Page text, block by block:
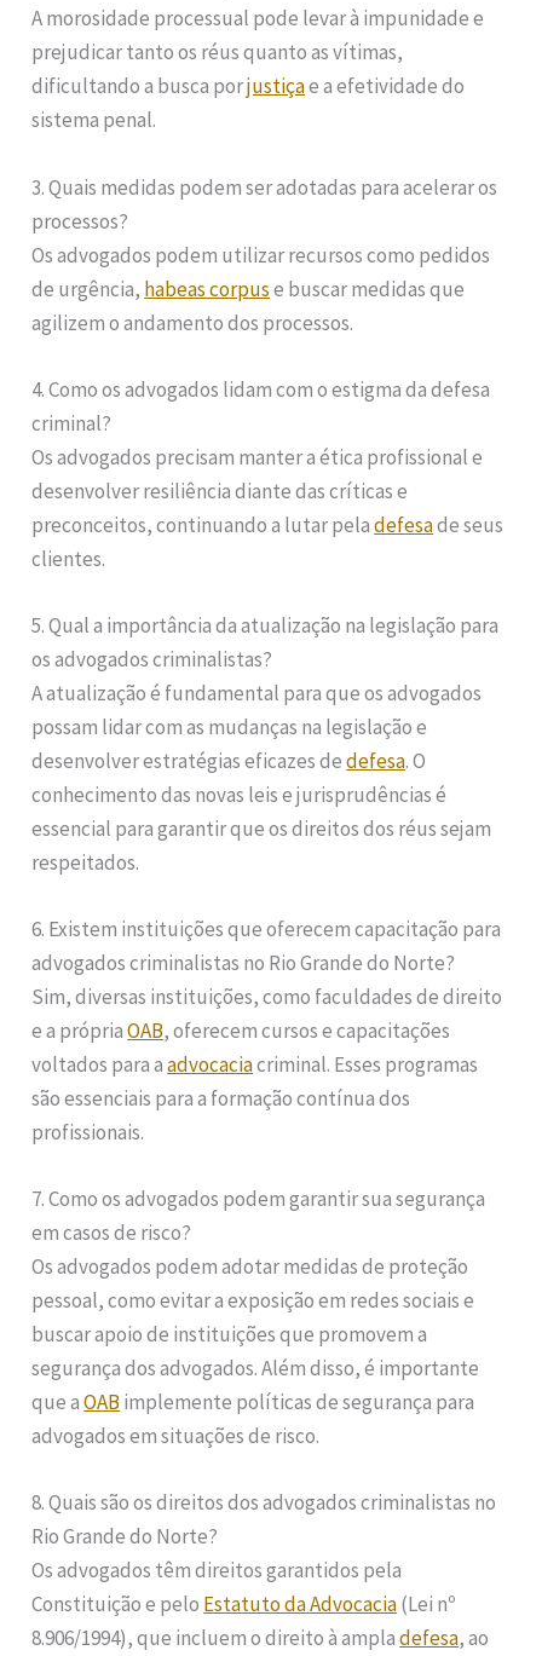
A morosidade processual pode levar à impunidade e
prejudicar tanto os réus quanto as vítimas,
dificultando a busca porjustiçae a efetividade do
sistema penal.
3. Quais medidas podem ser adotadas para acelerar os
processos?
Os advogados podem utilizar recursos como pedidos
de urgência, habeas corpuse buscar medidas que
agilizem o andamento dos processos.
4. Como os advogados lidam com o estigma da defesa
criminal?
Os advogados precisam manter a ética profissional e
desenvolver resiliência diante das críticas e
preconceitos, continuando a lutar peladefesade seus
clientes.
5. Qual a importância da atualização na legislação para
os advogados criminalistas?
A atualização é fundamental para que os advogados
possam lidar com as mudanças na legislação e
desenvolver estratégias eficazes dedefesa. O
conhecimento das novas leis e jurisprudências é
essencial para garantir que os direitos dos réus sejam
respeitados.
6. Existem instituições que oferecem capacitação para
advogados criminalistas no Rio Grande do Norte?
Sim, diversas instituições, como faculdades de direito
e a própriaOAB, oferecem cursos e capacitações
voltados para aadvocaciacriminal. Esses programas
são essenciais para a formação contínua dos
profissionais.
7. Como os advogados podem garantir sua segurança
em casos de risco?
Os advogados podem adotar medidas de proteção
pessoal, como evitar a exposição em redes sociais e
buscar apoio de instituições que promovem a
segurança dos advogados. Além disso, é importante
que aOABimplemente políticas de segurança para
advogados em situações de risco.
8. Quais são os direitos dos advogados criminalistas no
Rio Grande do Norte?
Os advogados têm direitos garantidos pela
Constituição e pelo Estatuto da Advocacia(Lei nº
8.906/1994), que incluem o direito à ampladefesa, ao